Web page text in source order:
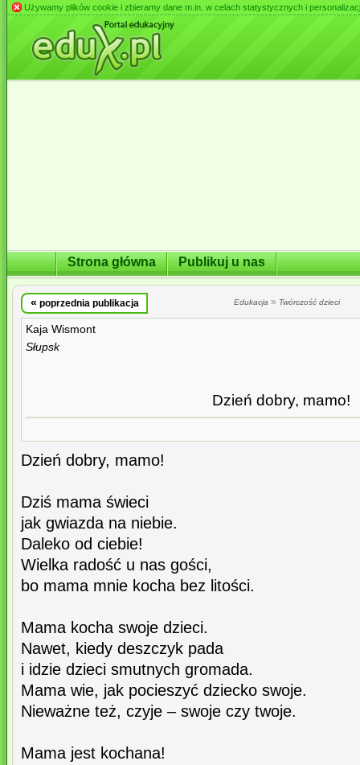
Używamy plików cookie i zbieramy dane m.in. w celach statystycznych i
Strona główna Publikuj u nas
« poprzednia publikacja Edukacja » Twórczość dzieci
Kaja Wismont
Słupsk
Dzień dobry, mamo!
Dzień dobry, mamo!
Dziś mama świeci
jak gwiazda na niebie.
Daleko od ciebie!
Wielka radość u nas gości,
bo mama mnie kocha bez litości.
Mama kocha swoje dzieci.
Nawet, kiedy deszczyk pada
i idzie dzieci smutnych gromada.
Mama wie, jak pocieszyć dziecko swoje.
Nieważne też, czyje – swoje czy twoje.
Mama jest kochana!